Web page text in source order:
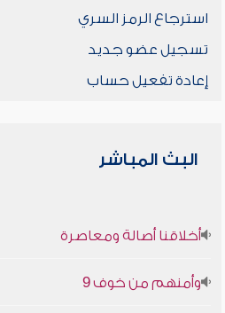
استرجاع الرمز السري
تسجيل عضو جديد
إعادة تفعيل حساب
البث المباشر
أخلاقنا أصالة ومعاصرة
وأمنهم من خوف 9